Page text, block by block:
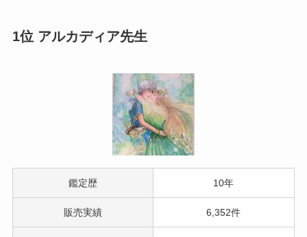
1位 アルカディア先生
鑑定歴 10年
販売実績 6,352件